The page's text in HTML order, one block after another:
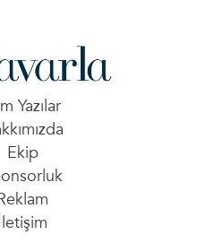
Yazılar
Ekip